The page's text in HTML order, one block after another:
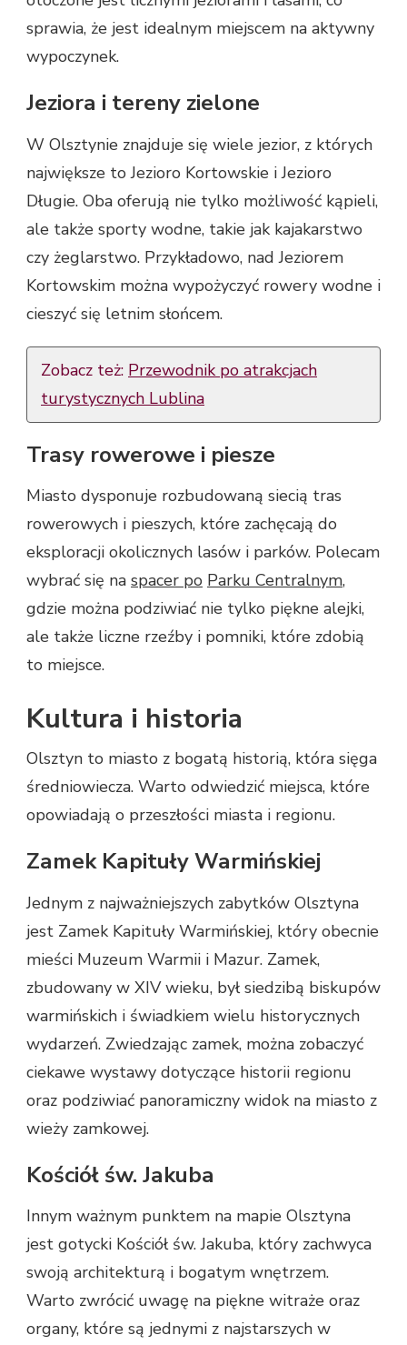
sprawia, że jest idealnym miejscem na aktywny
wypoczynek.
Jeziora i tereny zielone
W Olsztynie znajduje się wiele jezior, z których
największe to Jezioro Kortowskie i Jezioro
Długie. Oba oferują nie tylko możliwość kąpieli,
ale także sporty wodne, takie jak kajakarstwo
czy żeglarstwo. Przykładowo, nad Jeziorem
Kortowskim można wypożyczyć rowery wodne i
cieszyć się letnim słońcem.
Zobacz też: Przewodnik po atrakcjach
turystycznych Lublina
Trasy rowerowe i piesze
Miasto dysponuje rozbudowaną siecią tras
rowerowych i pieszych, które zachęcają do
eksploracji okolicznych lasów i parków. Polecam
wybrać się na spacer po Parku Centralnym,
gdzie można podziwiać nie tylko piękne alejki,
ale także liczne rzeźby i pomniki, które zdobią
to miejsce.
Kultura i historia
Olsztyn to miasto z bogatą historią, która sięga
średniowiecza. Warto odwiedzić miejsca, które
opowiadają o przeszłości miasta i regionu.
Zamek Kapituły Warmińskiej
Jednym z najważniejszych zabytków Olsztyna
jest Zamek Kapituły Warmińskiej, który obecnie
mieści Muzeum Warmii i Mazur. Zamek,
zbudowany w XIV wieku, był siedzibą biskupów
warmińskich i świadkiem wielu historycznych
wydarzeń. Zwiedzając zamek, można zobaczyć
ciekawe wystawy dotyczące historii regionu
oraz podziwiać panoramiczny widok na miasto z
wieży zamkowej.
Kościół św. Jakuba
Innym ważnym punktem na mapie Olsztyna
jest gotycki Kościół św. Jakuba, który zachwyca
swoją architekturą i bogatym wnętrzem.
Warto zwrócić uwagę na piękne witraże oraz
organy, które są jednymi z najstarszych w